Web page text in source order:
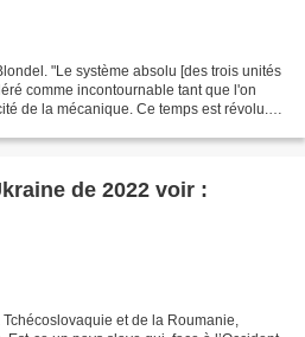
"Le système absolu [des trois unités
comme incontournable tant que l'on
de la mécanique. Ce temps est révolu."
de 2022 voir :
et de la Roumanie,